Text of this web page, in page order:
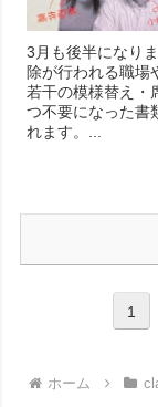
3月も後半になり
除が行われる職場
若干の模様替え・
つ不要になった書
れます。...
1
ホーム